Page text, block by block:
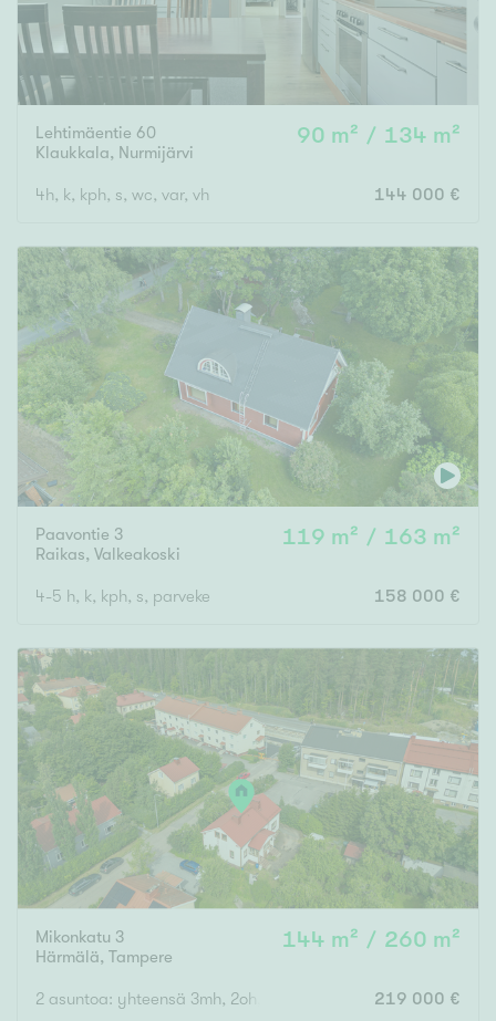
Lehtimäentie 60
Klaukkala, Nurmijärvi
90 m² / 134 m²
4h, k, kph, s, wc, var, vh 144 000 €
Paavontie 3
Raikas, Valkeakoski
119 m² / 163 m²
4-5 h, k, kph, s, parveke 158 000 €
Mikonkatu 3
Härmälä, Tampere
144 m² / 260 m²
2 asuntoa: yhteensä 3mh, 2oh, 2k, 3wc, ph, s, varastoja,
219 000 €